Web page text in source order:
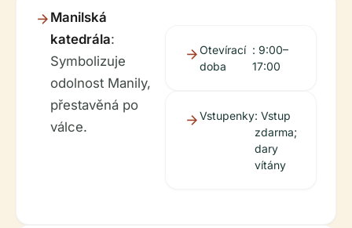
Manilská
katedrála:
Symbolizuje
odolnost Manily,
přestavěná po
válce.
Otevírací
doba
: 9:00–
17:00
Vstupenky: Vstup
zdarma;
dary
vítány